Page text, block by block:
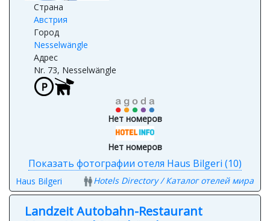
Страна
Австрия
Город
Nesselwängle
Адрес
Nr. 73, Nesselwängle
Нет номеров
Нет номеров
Показать фотографии отеля Haus Bilgeri (10)
Haus Bilgeri Hotels Directory / Каталог отелей мира
Landzeit Autobahn-Restaurant